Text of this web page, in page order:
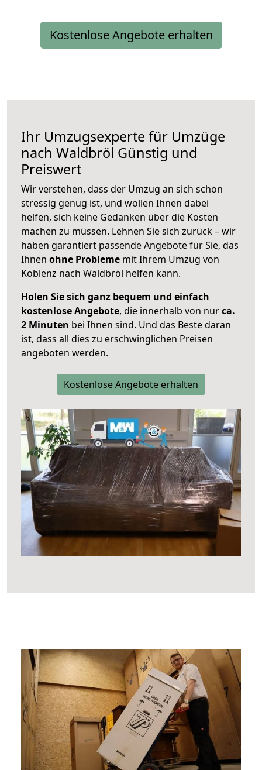
Kostenlose Angebote erhalten
Ihr Umzugsexperte für Umzüge
nach Waldbröl Günstig und
Preiswert
Wir verstehen, dass der Umzug an sich schon
stressig genug ist, und wollen Ihnen dabei
helfen, sich keine Gedanken über die Kosten
machen zu müssen. Lehnen Sie sich zurück – wir
haben garantiert passende Angebote für Sie, das
Ihnen ohne Probleme mit Ihrem Umzug von
Koblenz nach Waldbröl helfen kann.
Holen Sie sich ganz bequem und einfach
kostenlose Angebote, die innerhalb von nurca.
2 Minuten bei Ihnen sind. Und das Beste daran
ist, dass all dies zu erschwinglichen Preisen
angeboten werden.
Kostenlose Angebote erhalten